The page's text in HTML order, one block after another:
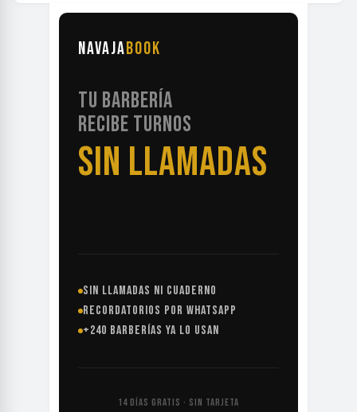
NAVAJABOOK
TU BARBERÍA
RECIBE TURNOS
SIN LLAMADAS
SIN LLAMADAS NI CUADERNO
RECORDATORIOS POR WHATSAPP
+240 BARBERÍAS YA LO USAN
14 DÍAS GRATIS · SIN TARJETA